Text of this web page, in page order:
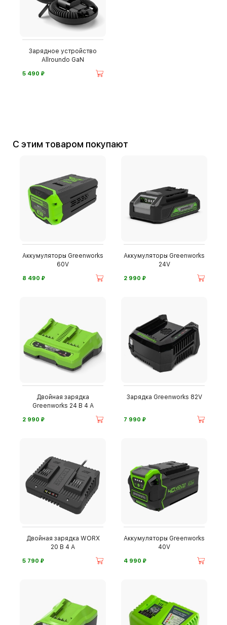
Зарядное устройство
Allroundo GaN
5 490 ⃏
С этим товаром покупают
Аккумуляторы Greenworks
60V
8 490 ⃏
Аккумуляторы Greenworks
24V
2 990 ⃏
Двойная зарядка
Greenworks 24 В 4 А
2 990 ⃏
Зарядка Greenworks 82V
7 990 ⃏
Двойная зарядка WORX
20 В 4 А
5 790 ⃏
Аккумуляторы Greenworks
40V
4 990 ⃏